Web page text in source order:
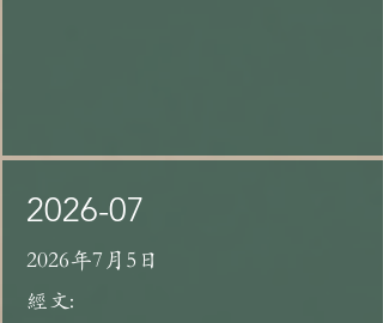
2026-07
2026年7月5日
經文: